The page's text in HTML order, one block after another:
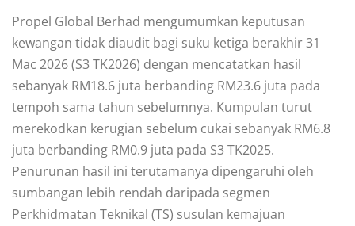
Propel Global Berhad mengumumkan keputusan
kewangan tidak diaudit bagi suku ketiga berakhir 31
Mac 2026 (S3 TK2026) dengan mencatatkan hasil
sebanyak RM18.6 juta berbanding RM23.6 juta pada
tempoh sama tahun sebelumnya. Kumpulan turut
merekodkan kerugian sebelum cukai sebanyak RM6.8
juta berbanding RM0.9 juta pada S3 TK2025.
Penurunan hasil ini terutamanya dipengaruhi oleh
sumbangan lebih rendah daripada segmen
Perkhidmatan Teknikal (TS) susulan kemajuan